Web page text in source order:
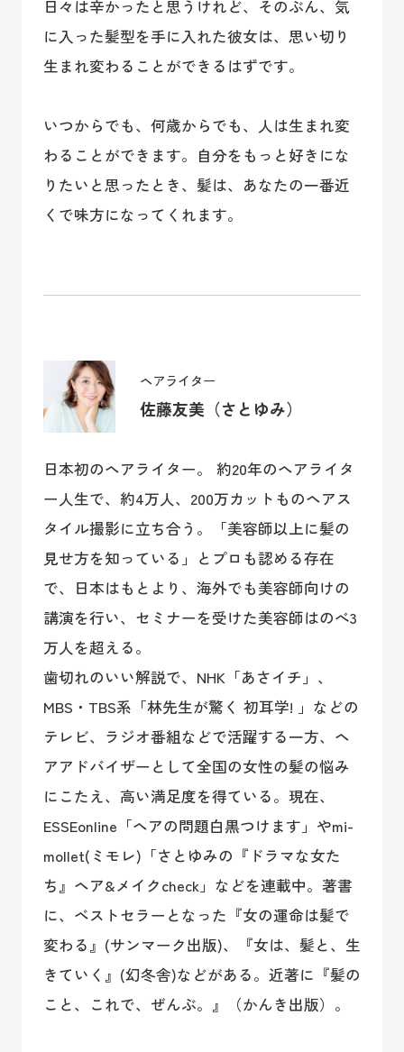
日々は辛かったと思うけれど、そのぶん、気
に入った髪型を手に入れた彼女は、思い切り
生まれ変わることができるはずです。
いつからでも、何歳からでも、人は生まれ変
わることができます。自分をもっと好きにな
りたいと思ったとき、髪は、あなたの一番近
くで味方になってくれます。
ヘアライター
佐藤友美（さとゆみ）
日本初のヘアライター。 約20年のヘアライタ
ー人生で、約4万人、200万カットものヘアス
タイル撮影に立ち合う。「美容師以上に髪の
見せ方を知っている」とプロも認める存在
で、日本はもとより、海外でも美容師向けの
講演を行い、セミナーを受けた美容師はのべ3
万人を超える。
歯切れのいい解説で、NHK「あさイチ」、
MBS・TBS系「林先生が驚く 初耳学! 」などの
テレビ、ラジオ番組などで活躍する一方、ヘ
アアドバイザーとして全国の女性の髪の悩み
にこたえ、高い満足度を得ている。現在、
ESSEonline「ヘアの問題白黒つけます」やmi-
mollet(ミモレ)「さとゆみの『ドラマな女た
ち』ヘア&メイクcheck」などを連載中。著書
に、ベストセラーとなった『女の運命は髪で
変わる』(サンマーク出版)、『女は、髪と、生
きていく』(幻冬舎)などがある。近著に『髪の
こと、これで、ぜんぶ。』（かんき出版）。